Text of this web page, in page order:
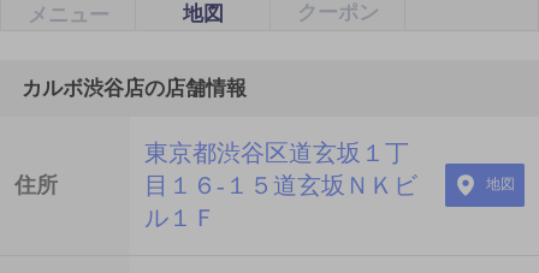
メニュー 地図 クーポン
カルボ渋谷店の店舗情報
住所
東京都渋谷区道玄坂１丁
目１６-１５道玄坂ＮＫビ
ル１Ｆ
地図